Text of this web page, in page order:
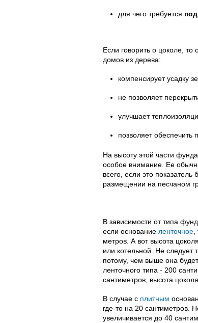
для чего требуется
Если говорить о цоколе,
домов из дерева:
компенсирует усадку
не позволяет
улучшает
позволяет обеспечить
На высоту этой части
особое внимание. Ее
всего, если это
размещении на песчаном
В зависимости от типа
если основание ленточное
метров. А вот высота
или котельной. Не следует
потому, чем выше она
ленточного типа - 200
сантиметров, высота
В случае с плитным
где-то на 20 сантиметров.
увеличивается до 40